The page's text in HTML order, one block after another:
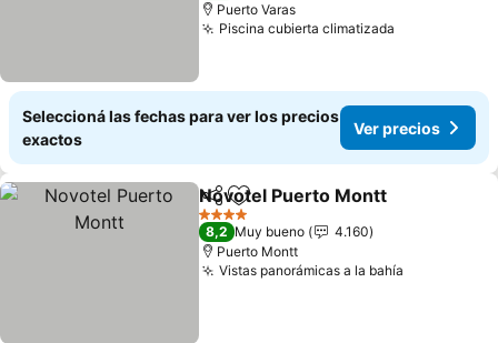
Puerto Varas
Piscina cubierta climatizada
Seleccioná las fechas para ver los precios
exactos
Ver precios
CompartirAñadir a favoritos
Novotel Puerto Montt
4 Estrellas
8,2 Muy bueno
4.160
Puerto Montt
Vistas panorámicas a la bahía